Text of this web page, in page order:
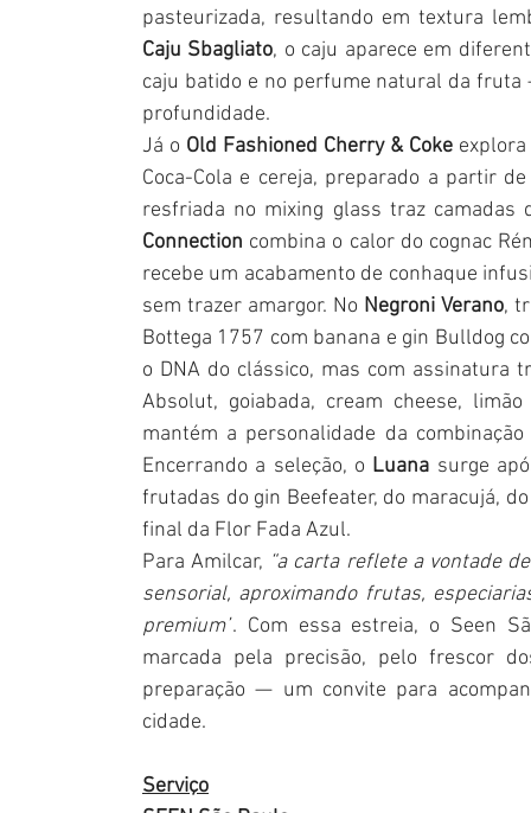
Caju Sbagliato, o caju aparece em
caju batido e no perfume natural da
profundidade.
Já o Old Fashioned Cherry & Coke
Coca-Cola e cereja, preparado a partir
resfriada no mixing glass traz
Connection combina o calor do cognac
recebe um acabamento de conhaque
sem trazer amargor. No Negroni Verano,
Bottega 1757 com banana e gin Bulldog
o DNA do clássico, mas com assinatura
Absolut, goiabada, cream cheese,
mantém a personalidade da
Encerrando a seleção, o Luana surge
frutadas do gin Beefeater, do maracujá,
final da Flor Fada Azul.
Para Amilcar, “a carta reflete a vontade
sensorial, aproximando frutas,
premium”. Com essa estreia, o Seen
marcada pela precisão, pelo frescor
preparação — um convite para
cidade.
Serviço